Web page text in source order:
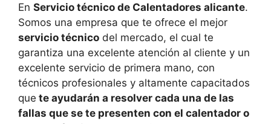
En Servicio técnico de Calentadores alicante.
Somos una empresa que te ofrece el mejor
servicio técnico del mercado, el cual te
garantiza una excelente atención al cliente y un
excelente servicio de primera mano, con
técnicos profesionales y altamente capacitados
que te ayudarán a resolver cada una de las
fallas que se te presenten con el calentador o